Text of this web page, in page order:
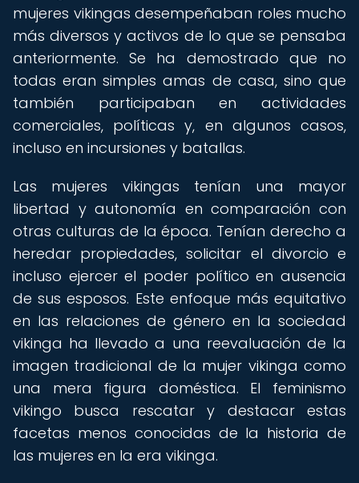
mujeres vikingas desempeñaban roles mucho
más diversos y activos de lo que se pensaba
anteriormente. Se ha demostrado que no
todas eran simples amas de casa, sino que
también participaban en actividades
comerciales, políticas y, en algunos casos,
incluso en incursiones y batallas.
Las mujeres vikingas tenían una mayor
libertad y autonomía en comparación con
otras culturas de la época. Tenían derecho a
heredar propiedades, solicitar el divorcio e
incluso ejercer el poder político en ausencia
de sus esposos. Este enfoque más equitativo
en las relaciones de género en la sociedad
vikinga ha llevado a una reevaluación de la
imagen tradicional de la mujer vikinga como
una mera figura doméstica. El feminismo
vikingo busca rescatar y destacar estas
facetas menos conocidas de la historia de
las mujeres en la era vikinga.